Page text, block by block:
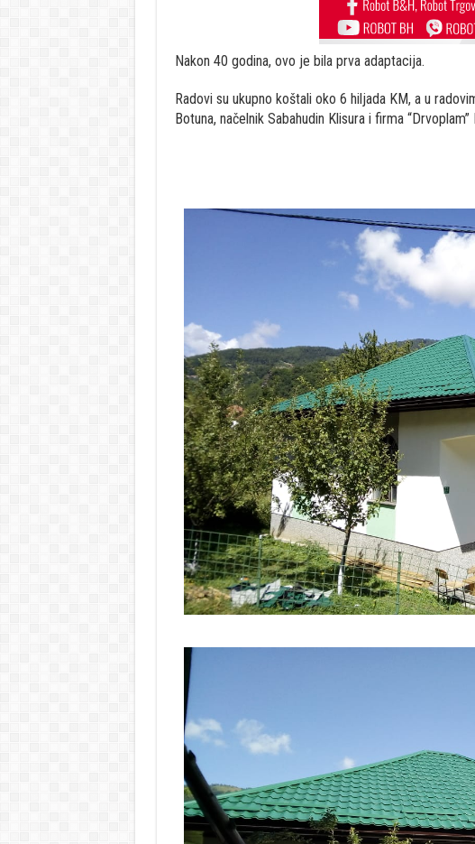
Nakon 40 godina, ovo je bila prva adaptacija.
Radovi su ukupno koštali oko 6 hiljada KM, a u
Botuna, načelnik Sabahudin Klisura i firma